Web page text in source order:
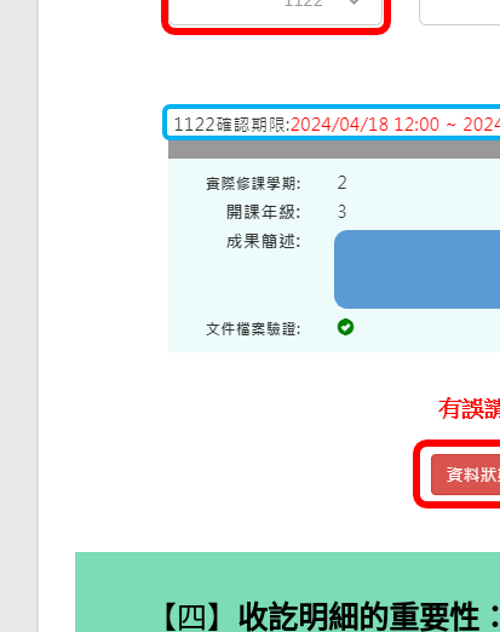
【四】 收訖明細的重要性：